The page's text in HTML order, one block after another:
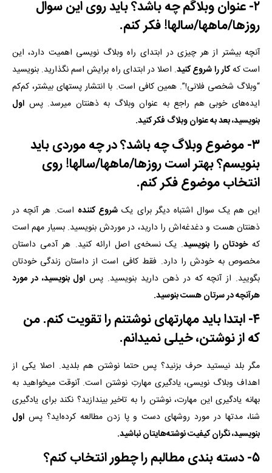
۲- عنوان وبلاگم چه باشد؟ باید روی این سوال
روزها/ماهها/سالها! فکر کنم.
آنچه بیشتر از هر چیزی در ابتدای راه وبلاگ نویسی اهمیت دارد، این
است کهکار را شروع کنید. اصلا در ابتدای راه برایش اسم نگذارید. بنویسید
“وبلاگ شخصی فلانی!”. همین کافی است. با انتشار پستهای بیشتر، کم‌کم
ایده‌های خوبی هم راجع به عنوان وبلاگ به ذهنتان میرسد. پساول
بنویسید، بعد به عنوان وبلاگ فکر کنید.
۳- موضوع وبلاگ چه باشد؟ در چه موردی باید
بنویسم؟ بهتر است روزها/ماهها/سالها! روی
انتخاب موضوع فکر کنم.
این هم یک سوال اشتباه دیگر برای یک شروع کننده است. هر آنچه در
ذهنتان هست و دغدغه‌اش را دارید، در موردش بنویسید. بسیار مهم است
کهخودتان را بنویسید. یک نسخه‌ی اصل ارائه کنید. هر آدمی داستان
مخصوص به خودش را دارد. فقط کافی است از داستان زندگی خودتان
بگویید. از آنچه که در ذهن دارید بنویسید. پس اول بنویسید، در مورد
هرآنچه در سرتان هست بنوسید.
۴- ابتدا باید مهارتهای نوشتنم را تقویت کنم. من
که از نوشتن، خیلی نمیدانم.
مگر بلد نیستید حرف بزنید؟ پس حتما نوشتن هم بلدید. اصلا یکی از
اهداف وبلاگ نویسی، یادگیری مهارتِ نوشتن است. آنوقت میخواهید به
بهانه یادگیری این مهارت، نوشتن را به تاخیر بیندازید؟ نکند برای یادگیری
شنا، مدتها در مورد روشهای دست و پا زدن مطالعه کرده‌اید؟ پساول
بنویسید، نگران کیفیت نوشته‌هایتان نباشید.
۵- دسته بندی مطالبم را چطور انتخاب کنم؟